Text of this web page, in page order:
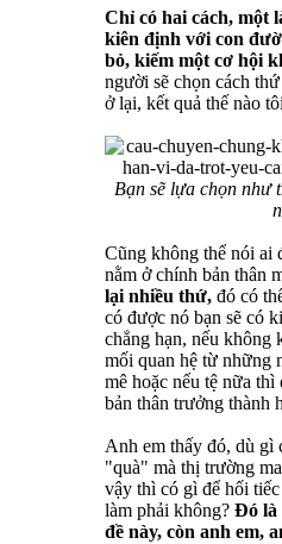
Chỉ có hai cách, một
kiên định với con
bỏ, kiếm một cơ hội
người sẽ chọn cách
ở lại, kết quả thế nào
Bạn sẽ lựa chọn như
Cũng không thể nói ai
nằm ở chính bản thân
lại nhiều thứ, đó có
có được nó bạn sẽ có
chẳng hạn, nếu không
mối quan hệ từ những
mê hoặc nếu tệ nữa
bản thân trưởng thành
Anh em thấy đó, dù gì
"quà" mà thị trường
vậy thì có gì để hối
làm phải không? Đó là
đề này, còn anh em,